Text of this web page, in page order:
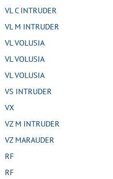
C INTRUDER
M INTRUDER
VOLUSIA
VOLUSIA
VOLUSIA
INTRUDER
VX
M INTRUDER
MARAUDER
RF
RF